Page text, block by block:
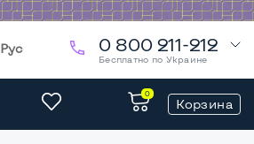
Рус 0 800 211-212
Бесплатно по Украине
0
Корзина